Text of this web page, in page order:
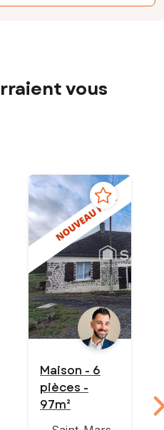
vous
Maison - 6
pièces -
97m²